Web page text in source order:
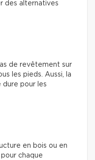
des alternatives
de revêtement sur
les pieds. Aussi, la
pour les
en bois ou en
chaque